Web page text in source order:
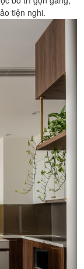
tiện nghi.